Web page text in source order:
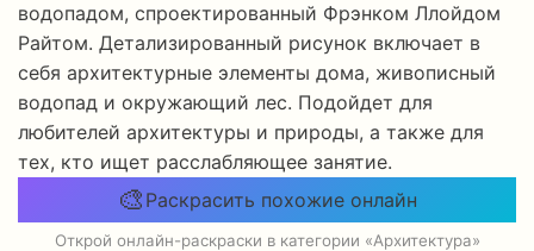
водопадом, спроектированный Фрэнком Ллойдом
Райтом. Детализированный рисунок включает в
себя архитектурные элементы дома, живописный
водопад и окружающий лес. Подойдет для
любителей архитектуры и природы, а также для
тех, кто ищет расслабляющее занятие.
🎨 Раскрасить похожие онлайн
Открой онлайн-раскраски в категории «Архитектура»